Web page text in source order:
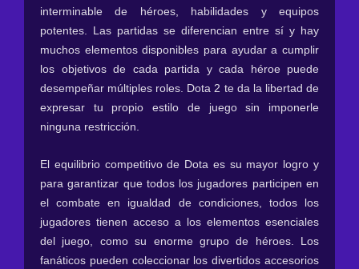
interminable de héroes, habilidades y equipos
potentes. Las partidas se diferencian entre sí y hay
muchos elementos disponibles para ayudar a cumplir
los objetivos de cada partida y cada héroe puede
desempeñar múltiples roles. Dota 2 te da la libertad de
expresar tu propio estilo de juego sin imponerle
ninguna restricción.
El equilibrio competitivo de Dota es su mayor logro y
para garantizar que todos los jugadores participen en
el combate en igualdad de condiciones, todos los
jugadores tienen acceso a los elementos esenciales
del juego, como su enorme grupo de héroes. Los
fanáticos pueden coleccionar los divertidos accesorios